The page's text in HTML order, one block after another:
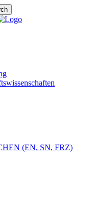
(EN, SN, FRZ)